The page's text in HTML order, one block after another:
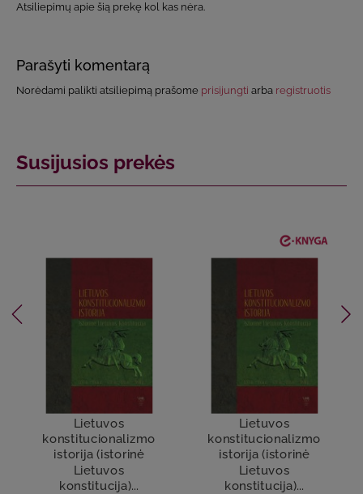
Atsiliepimų apie šią prekę kol kas nėra.
Parašyti komentarą
Norėdami palikti atsiliepimą prašome prisijungti arba registruotis
Susijusios prekės
Lietuvos
konstitucionalizmo
istorija (istorinė
Lietuvos
konstitucija)...
Lietuvos
konstitucionalizmo
istorija (istorinė
Lietuvos
konstitucija)...